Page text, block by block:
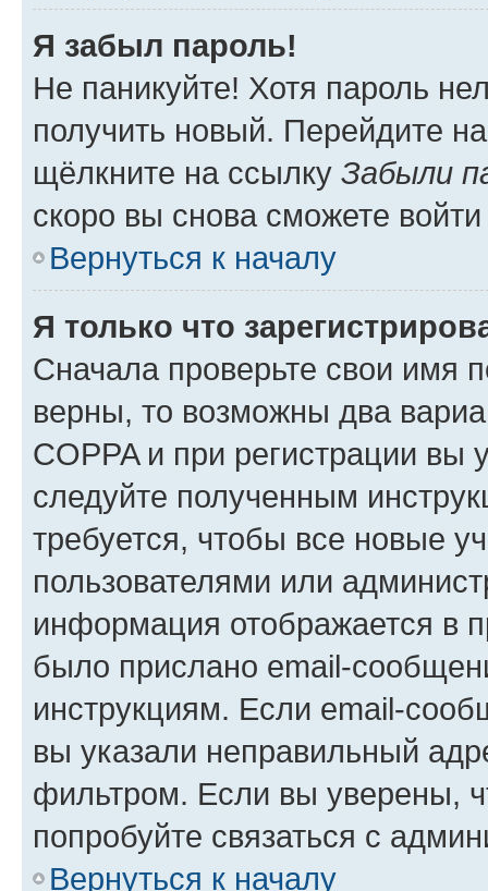
Я забыл пароль!
Не паникуйте! Хотя пароль
получить новый. Перейдите
щёлкните на ссылку Забыли
скоро вы снова сможете
Вернуться к началу
Я только что
Сначала проверьте свои имя
верны, то возможны два
COPPA и при регистрации вы
следуйте полученным
требуется, чтобы все новые
пользователями или
информация отображается в
было прислано email-
инструкциям. Если email-
вы указали неправильный
фильтром. Если вы уверены,
попробуйте связаться с
Вернуться к началу